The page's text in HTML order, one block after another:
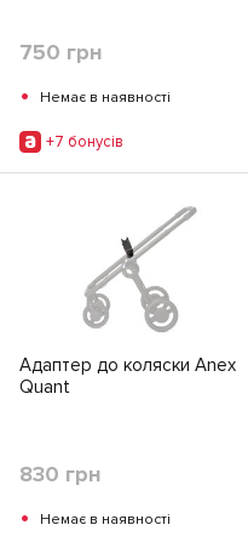
750 грн
• Немає в наявності
+7 бонусiв
Адаптер до коляски Anex
Quant
830 грн
• Немає в наявності